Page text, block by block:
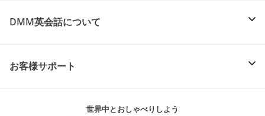
DMM英会話について
お客様サポート
世界中とおしゃべりしよう